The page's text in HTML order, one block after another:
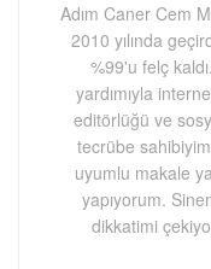
Adım Caner Cem
2010 yılında
%99'u felç
yardımıyla
editörlüğü ve
tecrübe
uyumlu makale
yapıyorum.
dikkatimi